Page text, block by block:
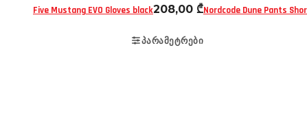
Five Mustang EVO Gloves black208,00 ₾
ᲞᲐᲠᲐᲛᲔᲢᲠᲔᲑᲘ
Nordcode Dune Pants